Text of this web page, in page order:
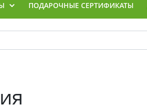
ПОДАРОЧНЫЕ СЕРТИФИКАТЫ